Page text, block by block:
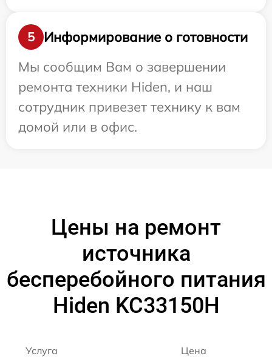
5
Информирование о готовности
Мы сообщим Вам о завершении
ремонта техники Hiden, и наш
сотрудник привезет технику к вам
домой или в офис.
Цены на ремонт
источника
бесперебойного питания
Hiden KC33150H
Услуга Цена